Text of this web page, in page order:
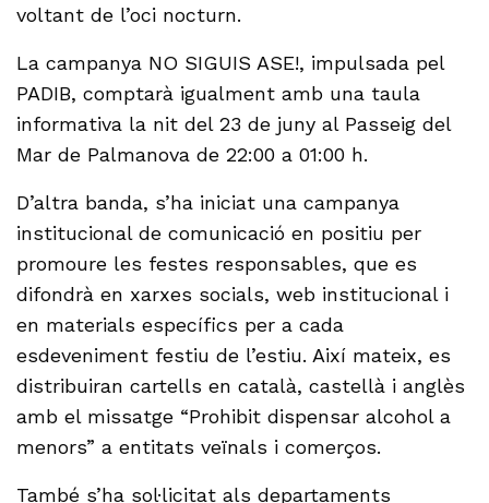
voltant de l’oci nocturn.
La campanya NO SIGUIS ASE!, impulsada pel
PADIB, comptarà igualment amb una taula
informativa la nit del 23 de juny al Passeig del
Mar de Palmanova de 22:00 a 01:00 h.
D’altra banda, s’ha iniciat una campanya
institucional de comunicació en positiu per
promoure les festes responsables, que es
difondrà en xarxes socials, web institucional i
en materials específics per a cada
esdeveniment festiu de l’estiu. Així mateix, es
distribuiran cartells en català, castellà i anglès
amb el missatge “Prohibit dispensar alcohol a
menors” a entitats veïnals i comerços.
També s’ha sol·licitat als departaments